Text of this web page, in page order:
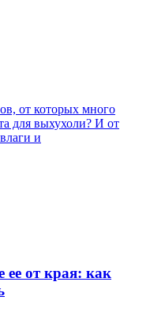
от которых много
для выхухоли? И от
и
ее от края: как